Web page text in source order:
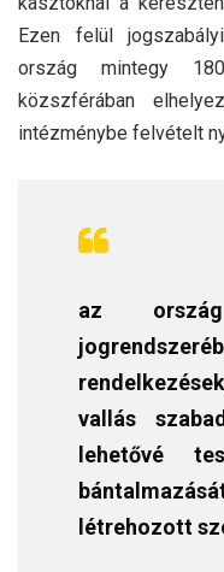
Ezen felül
ország mintegy
közszférában
intézménybe felvételt
az
vallás
lehetővé
létrehozott